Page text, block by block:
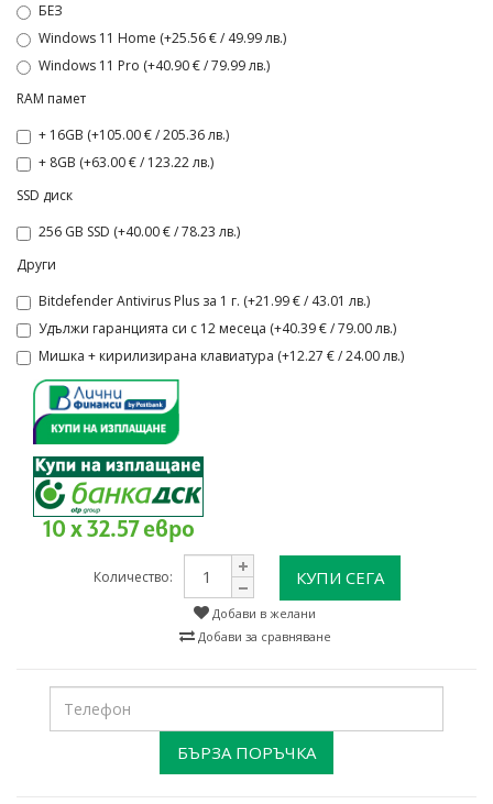
БЕЗ
Windows 11 Home (+25.56 € / 49.99 лв.)
Windows 11 Pro (+40.90 € / 79.99 лв.)
RAM памет
+ 16GB (+105.00 € / 205.36 лв.)
+ 8GB (+63.00 € / 123.22 лв.)
SSD диск
256 GB SSD (+40.00 € / 78.23 лв.)
Други
Bitdefender Antivirus Plus за 1 г. (+21.99 € / 43.01 лв.)
Удължи гаранцията си с 12 месеца (+40.39 € / 79.00 лв.)
Мишка + кирилизирана клавиатура (+12.27 € / 24.00 лв.)
10 x 32.57 евро
Количество: КУПИ СЕГА
Добави в желани
Добави за сравняване
БЪРЗА ПОРЪЧКА